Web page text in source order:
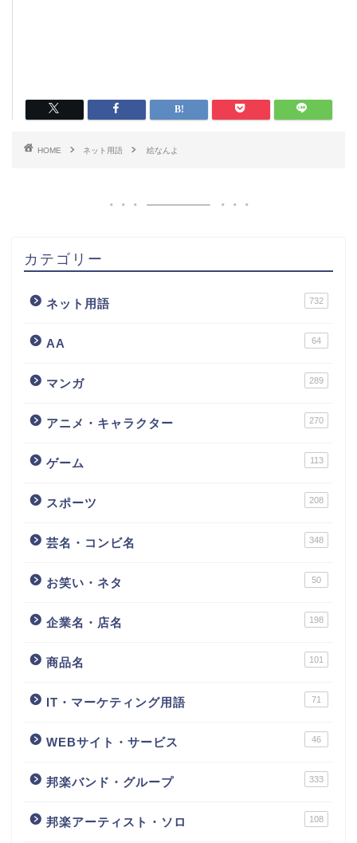
HOME ネット用語 絵なんよ
カテゴリー
ネット用語 732
AA 64
マンガ 289
アニメ・キャラクター 270
ゲーム 113
スポーツ 208
芸名・コンビ名 348
お笑い・ネタ 50
企業名・店名 198
商品名 101
IT・マーケティング用語 71
WEBサイト・サービス 46
邦楽バンド・グループ 333
邦楽アーティスト・ソロ 108